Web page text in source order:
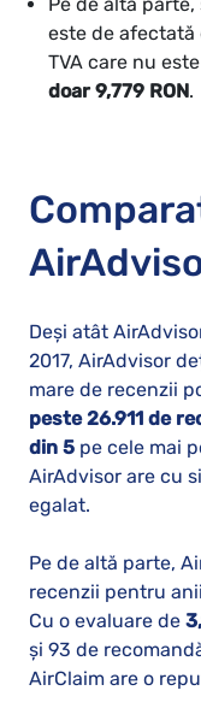
este de afectată
TVA care nu
doar 9,779 RON.
Deși atât
2017, AirAdvisor
mare de recenzii
peste 26.911 de
din 5 pe cele mai
AirAdvisor are cu
egalat.
Pe de altă parte,
recenzii pentru
Cu o evaluare de
și 93 de
AirClaim are o